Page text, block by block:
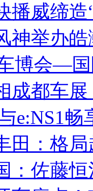
播威缔造
神举办
博会—
成都车
e:NS1畅
田：格
：佐藤恒